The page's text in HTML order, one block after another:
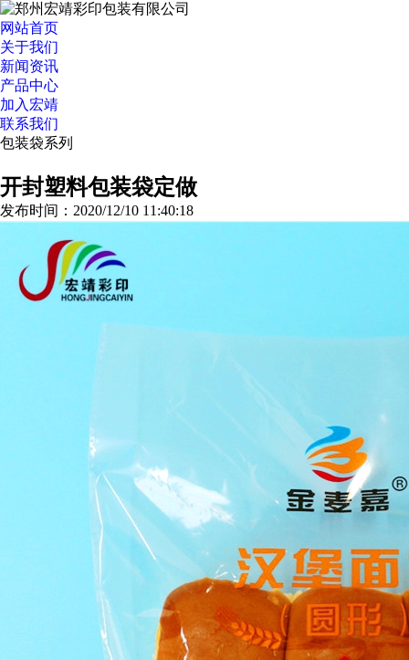
网站首页
关于我们
新闻资讯
产品中心
加入宏靖
联系我们
包装袋系列
开封塑料包装袋定做
发布时间：2020/12/10 11:40:18